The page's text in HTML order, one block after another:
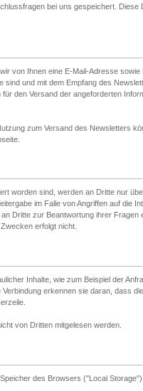
bei uns gespeichert. Diese
von Ihnen eine E-Mail-Adresse sowie
und mit dem Empfang des
den Versand der angeforderten
zum Versand des Newsletters
worden sind, werden an Dritte nur
im Falle von Angriffen auf die
Dritte zur Beantwortung ihrer Fragen
erfolgt nicht.
Inhalte, wie zum Beispiel der
erkennen sie daran, dass
von Dritten mitgelesen werden.
des Browsers ("Local